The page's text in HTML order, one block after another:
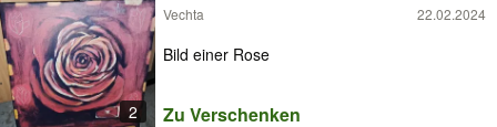
2
Vechta 22.02.2024
Bild einer Rose
Zu Verschenken